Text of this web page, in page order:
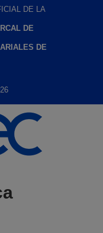
DE LA
DE
DE